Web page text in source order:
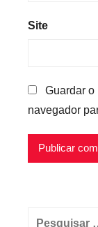
Site
Guardar o
navegador
Pesquisar